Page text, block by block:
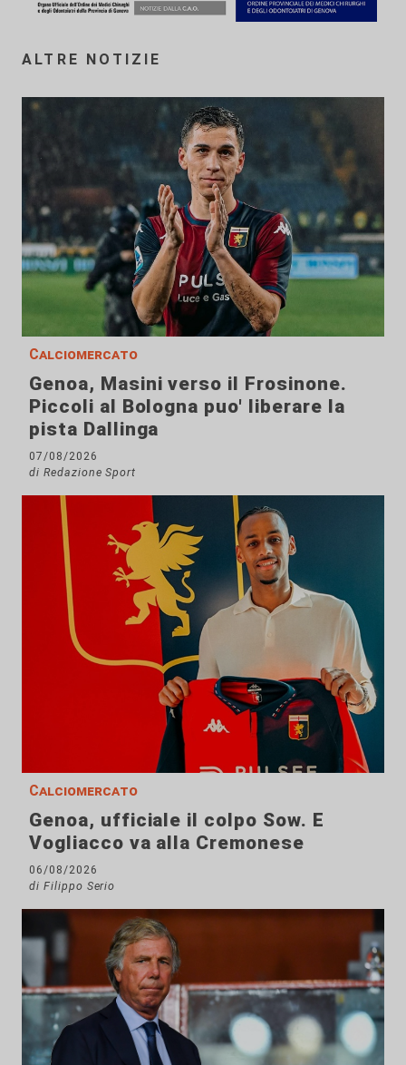
ALTRE NOTIZIE
Calciomercato
Genoa, Masini verso il Frosinone.
Piccoli al Bologna puo' liberare la
pista Dallinga
07/08/2026
di Redazione Sport
Calciomercato
Genoa, ufficiale il colpo Sow. E
Vogliacco va alla Cremonese
06/08/2026
di Filippo Serio